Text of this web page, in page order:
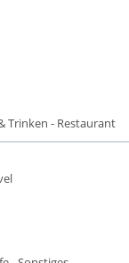
Trinken - Restaurant